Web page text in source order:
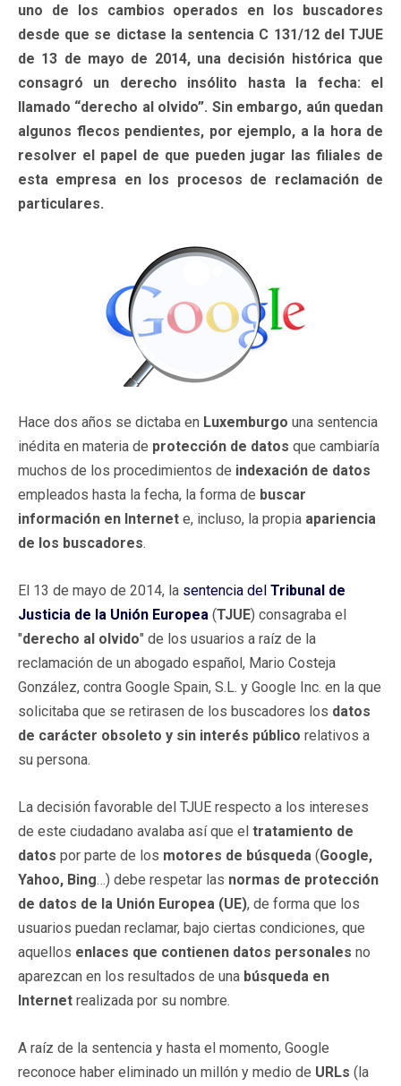
uno de los cambios operados en los buscadores
desde que se dictase la sentencia C 131/12 del TJUE
de 13 de mayo de 2014, una decisión histórica que
consagró un derecho insólito hasta la fecha: el
llamado “derecho al olvido”. Sin embargo, aún quedan
algunos flecos pendientes, por ejemplo, a la hora de
resolver el papel de que pueden jugar las filiales de
esta empresa en los procesos de reclamación de
particulares.
Hace dos años se dictaba en Luxemburgo una sentencia
inédita en materia de protección de datos que cambiaría
muchos de los procedimientos de indexación de datos
empleados hasta la fecha, la forma de buscar
información en Internet e, incluso, la propia apariencia
de los buscadores.
El 13 de mayo de 2014, la sentencia del Tribunal de
Justicia de la Unión Europea (TJUE) consagraba el
"derecho al olvido" de los usuarios a raíz de la
reclamación de un abogado español, Mario Costeja
González, contra Google Spain, S.L. y Google Inc. en la que
solicitaba que se retirasen de los buscadores los datos
de carácter obsoleto y sin interés público relativos a
su persona.
La decisión favorable del TJUE respecto a los intereses
de este ciudadano avalaba así que el tratamiento de
datos por parte de los motores de búsqueda (Google,
Yahoo, Bing…) debe respetar las normas de protección
de datos de la Unión Europea (UE), de forma que los
usuarios puedan reclamar, bajo ciertas condiciones, que
aquellos enlaces que contienen datos personales no
aparezcan en los resultados de una búsqueda en
Internet realizada por su nombre.
A raíz de la sentencia y hasta el momento, Google
reconoce haber eliminado un millón y medio de URLs (la